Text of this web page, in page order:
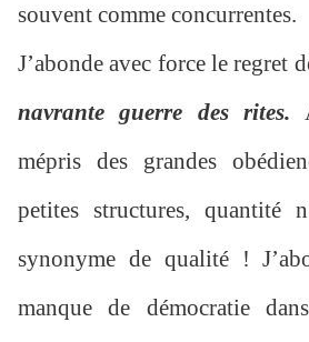
souvent comme concurrentes.
J’abonde avec force le regret
navrante guerre des rites.
mépris des grandes
petites structures, quantité
synonyme de qualité !
manque de démocratie